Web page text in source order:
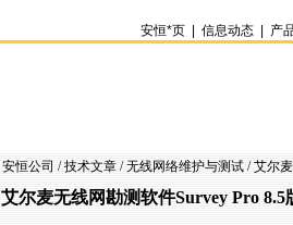
安恒*页 信息动态 产
安恒公司 /技术文章 /无线网络维护与测试 / 艾尔
艾尔麦无线网勘测软件Survey Pro 8.5